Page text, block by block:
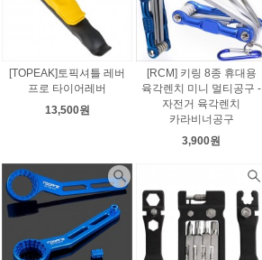
[TOPEAK]토픽셔틀 레버
프로 타이어레버
13,500원
[RCM] 키링 8종 휴대용
육각렌치 미니 멀티공구 -
자전거 육각렌치
카라비너공구
3,900원